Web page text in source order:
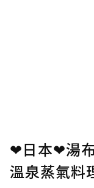
❤日本❤湯
溫泉蒸氣